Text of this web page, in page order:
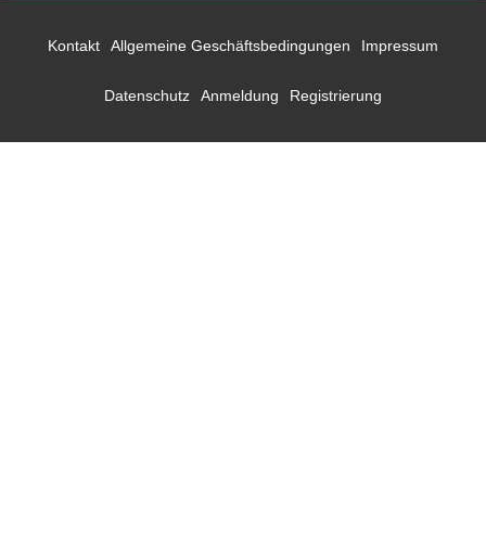
Kontakt Allgemeine Geschäftsbedingungen Impressum
Datenschutz Anmeldung Registrierung